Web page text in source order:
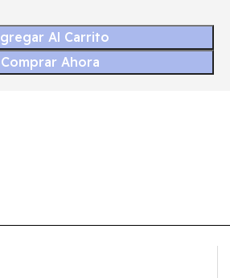
Al Carrito
Comprar Ahora